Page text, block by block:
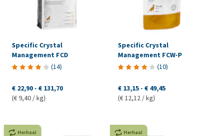
Specific Crystal
Management FCD
(14)
€ 22,90 - € 131,70
(€ 9,40 / kg)
Specific Crystal
Management FCW-P
(10)
€ 13,15 - € 49,45
(€ 12,12 / kg)
Herhaal Herhaal